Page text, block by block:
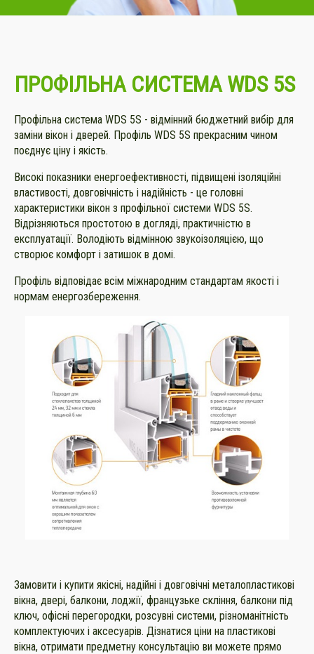
ПРОФІЛЬНА СИСТЕМАWDS5S
Профільна система WDS 5S - відмінний бюджетний вибір для
заміни вікон і дверей. Профіль WDS 5S прекрасним чином
поєднує ціну і якість.
Високі показники енергоефективності, підвищені ізоляційні
властивості, довговічність і надійність - це головні
характеристики вікон з профільної системи WDS 5S.
Відрізняються простотою в догляді, практичністю в
експлуатації. Володіють відмінною звукоізоляцією, що
створює комфорт і затишок в домі.
Профіль відповідає всім міжнародним стандартам якості і
нормам енергозбереження.
Замовити і купити якісні, надійні і довговічні металопластикові
вікна, двері, балкони, лоджії, французьке скління, балкони під
ключ, офісні перегородки, розсувні системи, різноманітність
комплектуючих і аксесуарів. Дізнатися ціни на пластикові
вікна, отримати предметну консультацію ви можете прямо